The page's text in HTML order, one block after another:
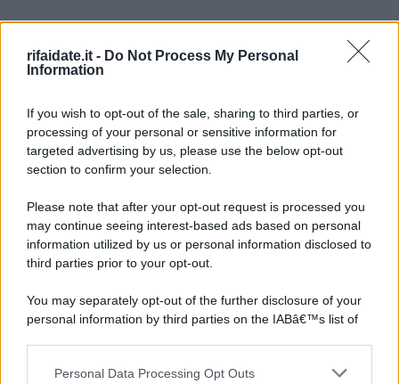
rifaidate.it - Do Not Process My Personal
Information
If you wish to opt-out of the sale, sharing to third parties, or
processing of your personal or sensitive information for
targeted advertising by us, please use the below opt-out
section to confirm your selection.
Please note that after your opt-out request is processed you
may continue seeing interest-based ads based on personal
information utilized by us or personal information disclosed to
third parties prior to your opt-out.
You may separately opt-out of the further disclosure of your
personal information by third parties on the IABâ€™s list of
This information may also be disclosed by us to third parties
Personal Data Processing Opt Outs